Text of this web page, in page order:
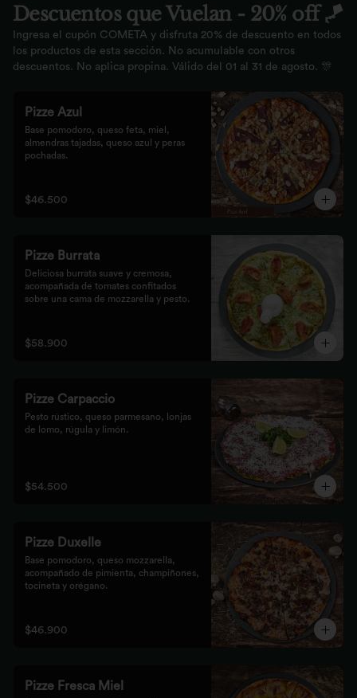
Descuentos que Vuelan - 20% off 🪁
Ingresa el cupón COMETA y disfruta 20% de descuento en todos
los productos de esta sección. No acumulable con otros
descuentos. No aplica propina. Válido del 01 al 31 de agosto. 🎊
Pizze Azul
Base pomodoro, queso feta, miel,
almendras tajadas, queso azul y peras
pochadas.
$46.500
Pizze Burrata
Deliciosa burrata suave y cremosa,
acompañada de tomates confitados
sobre una cama de mozzarella y pesto.
$58.900
Pizze Carpaccio
Pesto rústico, queso parmesano, lonjas
de lomo, rúgula y limón.
$54.500
Pizze Duxelle
Base pomodoro, queso mozzarella,
acompañado de pimienta, champiñones,
tocineta y orégano.
$46.900
Pizze Fresca Miel